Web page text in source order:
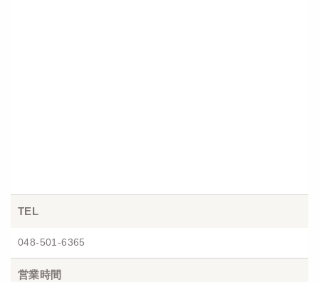
TEL
048-501-6365
営業時間